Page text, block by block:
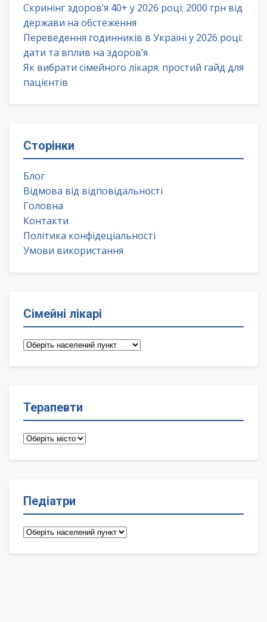
Скринінг здоров’я 40+ у 2026 році: 2000 грн від
держави на обстеження
Переведення годинників в Україні у 2026 році:
дати та вплив на здоров’я
Як вибрати сімейного лікаря: простий гайд для
пацієнтів
Сторінки
Блог
Відмова від відповідальності
Головна
Контакти
Політика конфідеціальності
Умови використання
Сімейні лікарі
Сімейні
Терапевти
Терапевти
Педіатри
Педіатри